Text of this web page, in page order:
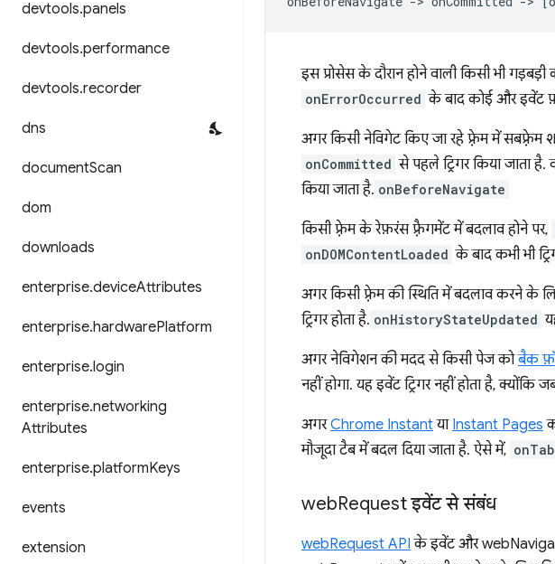
devtools.panels
devtools.performance
devtools.recorder
dns
documentScan
dom
downloads
enterprise.deviceAttributes
enterprise.hardwarePlatform
enterprise.login
enterprise.networking
Attributes
enterprise.platformKeys
events
extension
इस प्रोसेस के दौरान होने वाली किसी भी
onErrorOccurred के बाद कोई और इवेंट
अगर किसी नेविगेट किए जा रहे फ़्रेम में सबफ़्रेम
onCommitted से पहले ट्रिगर किया जाता है.
किया जाता है. onBeforeNavigate
किसी फ़्रेम के रेफ़रंस फ़्रैगमेंट में बदलाव होने पर,
onDOMContentLoaded के बाद कभी भी
अगर किसी फ़्रेम की स्थिति में बदलाव करने के
ट्रिगर होता है. onHistoryStateUpdated
अगर नेविगेशन की मदद से किसी पेज कोबैक
नहीं होगा. यह इवेंट ट्रिगर नहीं होता है,
अगरChrome Instantया Instant Pages
मौजूदा टैब में बदल दिया जाता है. ऐसे में,
webRequest इवेंट से संबंध
webRequest API के इवेंट और